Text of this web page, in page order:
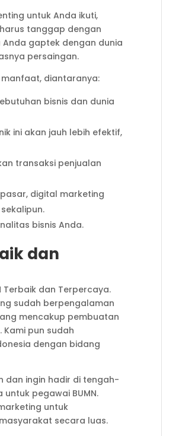
untuk Anda ikuti,
tanggap dengan
gaptek dengan dunia
persaingan.
diantaranya:
bisnis dan dunia
ini akan jauh lebih efektif,
transaksi penjualan
digital marketing
bisnis Anda.
dan
Terbaik dan Terpercaya.
sudah berpengalaman
mencakup pembuatan
pun sudah
dengan bidang
dan ingin hadir di tengah-
pegawai BUMN.
untuk
secara luas.